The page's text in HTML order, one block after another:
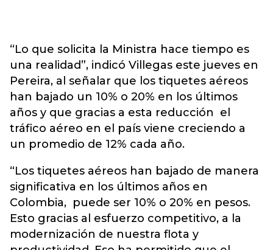
“Lo que solicita la Ministra hace tiempo es
una realidad”, indicó Villegas este jueves en
Pereira, al señalar que los tiquetes aéreos
han bajado un 10% o 20% en los últimos
años y que gracias a esta reducción el
tráfico aéreo en el país viene creciendo a
un promedio de 12% cada año.
“Los tiquetes aéreos han bajado de manera
significativa en los últimos años en
Colombia, puede ser 10% o 20% en pesos.
Esto gracias al esfuerzo competitivo, a la
modernización de nuestra flota y